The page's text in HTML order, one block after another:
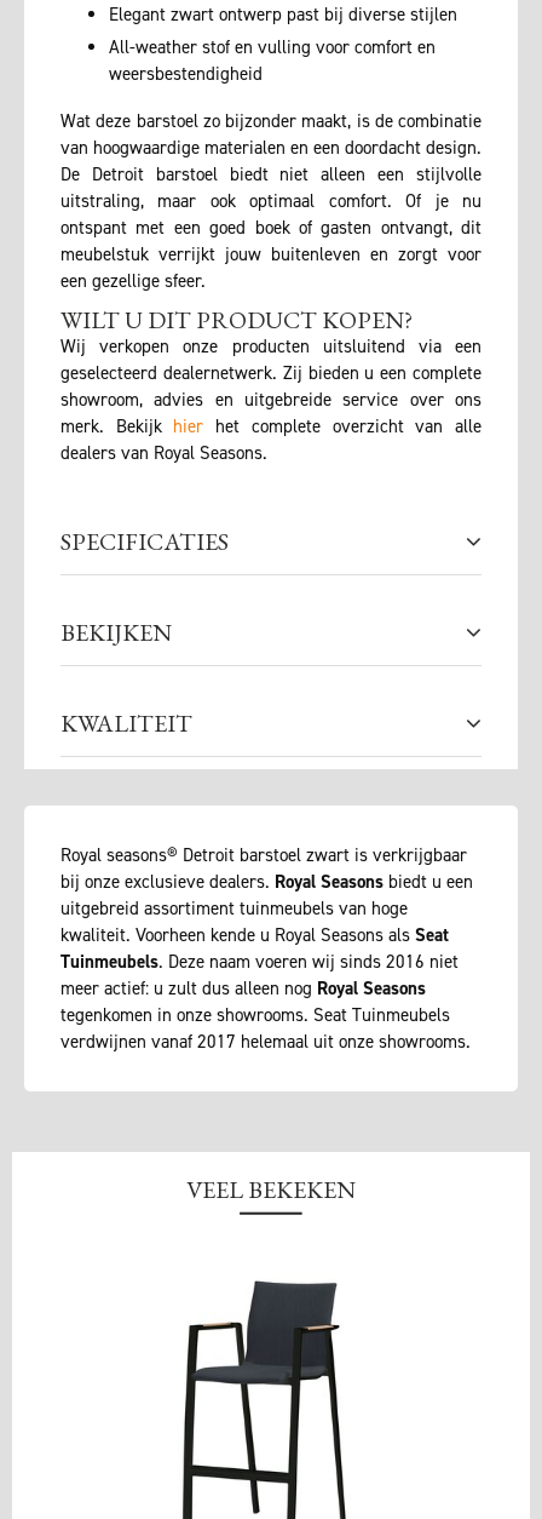
Elegant zwart ontwerp past bij diverse stijlen
All-weather stof en vulling voor comfort en
weersbestendigheid
Wat deze barstoel zo bijzonder maakt, is de combinatie
van hoogwaardige materialen en een doordacht design.
De Detroit barstoel biedt niet alleen een stijlvolle
uitstraling, maar ook optimaal comfort. Of je nu
ontspant met een goed boek of gasten ontvangt, dit
meubelstuk verrijkt jouw buitenleven en zorgt voor
een gezellige sfeer.
WILT U DIT PRODUCT KOPEN?
Wij verkopen onze producten uitsluitend via een
geselecteerd dealernetwerk. Zij bieden u een complete
showroom, advies en uitgebreide service over ons
merk. Bekijk hier het complete overzicht van alle
dealers van Royal Seasons.
SPECIFICATIES
BEKIJKEN
KWALITEIT
Royal seasons® Detroit barstoel zwart is verkrijgbaar
bij onze exclusieve dealers. Royal Seasons biedt u een
uitgebreid assortiment tuinmeubels van hoge
kwaliteit. Voorheen kende u Royal Seasons als Seat
Tuinmeubels. Deze naam voeren wij sinds 2016 niet
meer actief: u zult dus alleen nog Royal Seasons
tegenkomen in onze showrooms. Seat Tuinmeubels
verdwijnen vanaf 2017 helemaal uit onze showrooms.
VEEL BEKEKEN